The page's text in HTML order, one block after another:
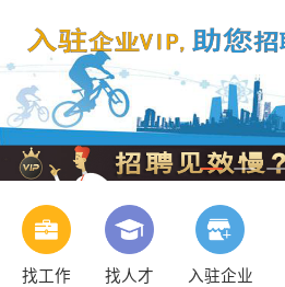
找工作 找人才 入驻企业